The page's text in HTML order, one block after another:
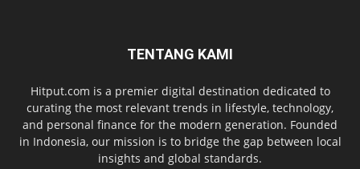
TENTANG KAMI
Hitput.com is a premier digital destination dedicated to
curating the most relevant trends in lifestyle, technology,
and personal finance for the modern generation. Founded
in Indonesia, our mission is to bridge the gap between local
insights and global standards.